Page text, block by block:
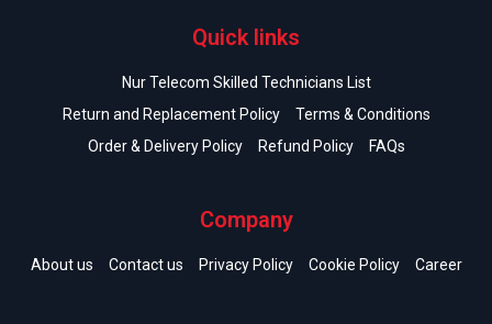
Quick links
Nur Telecom Skilled Technicians List
Return and Replacement Policy
Terms & Conditions
Order & Delivery Policy
Refund Policy FAQs
Company
About us Contact us Privacy Policy Cookie Policy Career